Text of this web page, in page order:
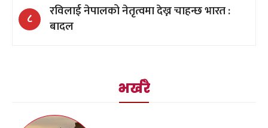
८
रविलाई नेपालको नेतृत्वमा देख्न चाहन्छ भारत :
बादल
भर्खरै